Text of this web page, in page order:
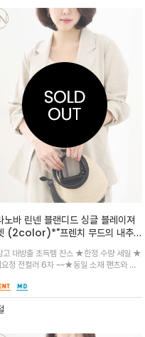
노바 린넨 블랜디드 싱글 블레이져
(2color)*"프렌치 무드의 내추
린넨 블렌드
대방출 초득템 찬스 ★한정 수량 세일 ★
요청 전컬러 6차 ~~★동일 소재 팬츠와 셋
요. 100% 린넨보다 구김이 덜 가면서, 자연
멋은 유지하여 관리좋고 단정하게